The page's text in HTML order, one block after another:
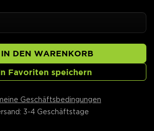
IN DEN WARENKORB
Favoriten speichern
Geschäftsbedingungen
3-4 Geschäftstage